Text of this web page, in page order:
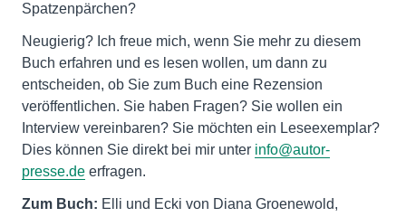
Spatzenpärchen?
Neugierig? Ich freue mich, wenn Sie mehr zu diesem
Buch erfahren und es lesen wollen, um dann zu
entscheiden, ob Sie zum Buch eine Rezension
veröffentlichen. Sie haben Fragen? Sie wollen ein
Interview vereinbaren? Sie möchten ein Leseexemplar?
Dies können Sie direkt bei mir unter info@autor-
presse.de erfragen.
Zum Buch: Elli und Ecki von Diana Groenewold,